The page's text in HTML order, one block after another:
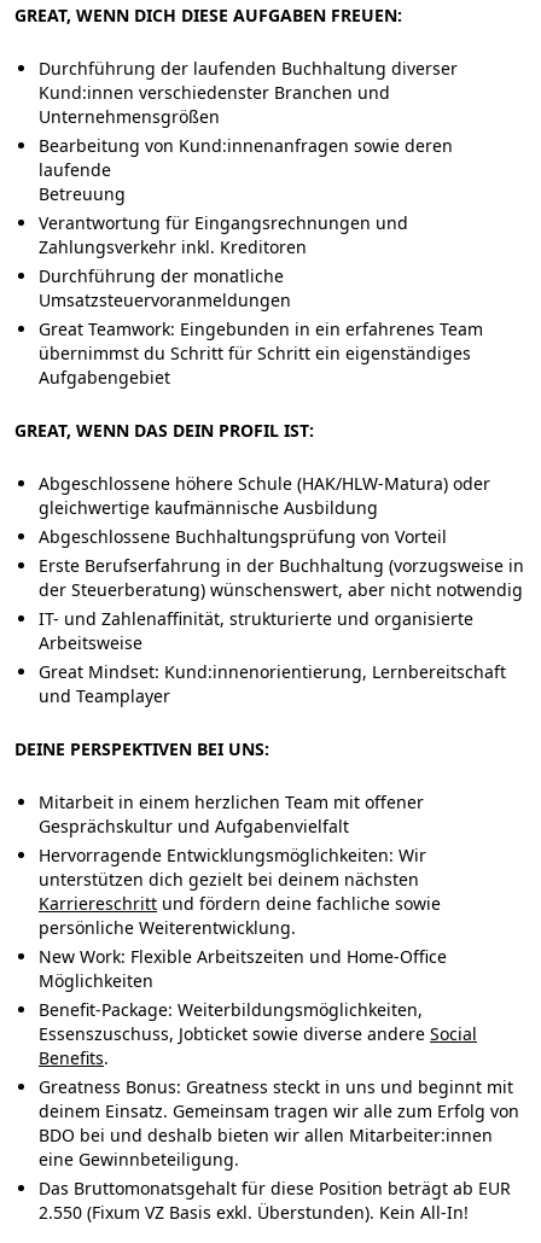
GREAT, WENN DICH DIESE AUFGABEN FREUEN:
Durchführung der laufenden Buchhaltung diverser
Kund:innen verschiedenster Branchen und
Unternehmensgrößen
Bearbeitung von Kund:innenanfragen sowie deren
laufende
Betreuung
Verantwortung für Eingangsrechnungen und
Zahlungsverkehr inkl. Kreditoren
Durchführung der monatliche
Umsatzsteuervoranmeldungen
Great Teamwork: Eingebunden in ein erfahrenes Team
übernimmst du Schritt für Schritt ein eigenständiges
Aufgabengebiet
GREAT, WENN DAS DEIN PROFIL IST:
Abgeschlossene höhere Schule (HAK/HLW-Matura) oder
gleichwertige kaufmännische Ausbildung
Abgeschlossene Buchhaltungsprüfung von Vorteil
Erste Berufserfahrung in der Buchhaltung (vorzugsweise in
der Steuerberatung) wünschenswert, aber nicht notwendig
IT- und Zahlenaffinität, strukturierte und organisierte
Arbeitsweise
Great Mindset: Kund:innenorientierung, Lernbereitschaft
und Teamplayer
DEINE PERSPEKTIVEN BEI UNS:
Mitarbeit in einem herzlichen Team mit offener
Gesprächskultur und Aufgabenvielfalt
Hervorragende Entwicklungsmöglichkeiten: Wir
unterstützen dich gezielt bei deinem nächsten
Karriereschritt und fördern deine fachliche sowie
persönliche Weiterentwicklung.
New Work: Flexible Arbeitszeiten und Home-Office
Möglichkeiten
Benefit-Package: Weiterbildungsmöglichkeiten,
Essenszuschuss, Jobticket sowie diverse andere Social
Benefits.
Greatness Bonus: Greatness steckt in uns und beginnt mit
deinem Einsatz. Gemeinsam tragen wir alle zum Erfolg von
BDO bei und deshalb bieten wir allen Mitarbeiter:innen
eine Gewinnbeteiligung.
Das Bruttomonatsgehalt für diese Position beträgt ab EUR
2.550 (Fixum VZ Basis exkl. Überstunden). Kein All-In!